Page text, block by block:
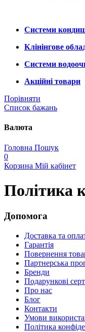
Системи
Клінінгове
Системи
Акційні товари
Порівняти
Список бажань
Валюта
Головна Пошук
0
Корзина Мій кабінет
Політика
Допомога
Доставка та
Гарантія
Повернення
Партнерська
Бренди
Подарункові
Про нас
Блог
Контакти
Умови
Політика